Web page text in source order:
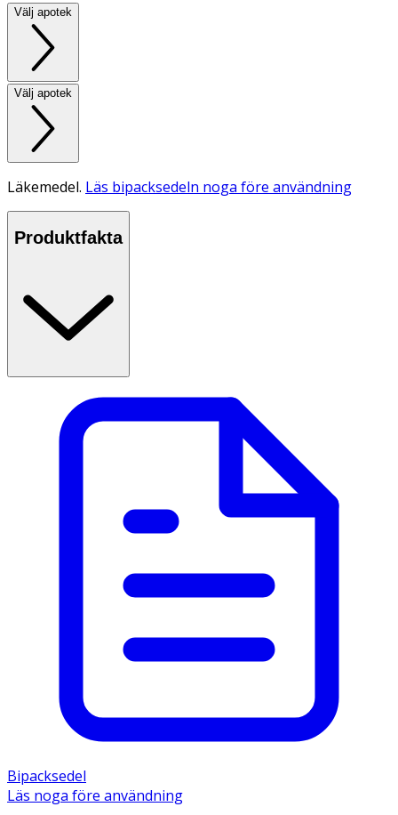
Välj apotek
Välj apotek
Läkemedel. Läs bipacksedeln noga före användning
Produktfakta
Bipacksedel
Läs noga före användning